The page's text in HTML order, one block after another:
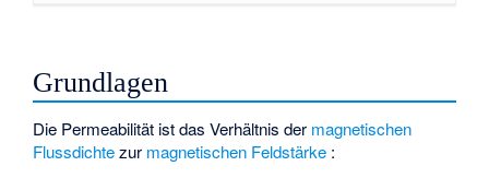
Grundlagen
Die Permeabilität ist das Verhältnis der magnetischen
Flussdichte zur magnetischen Feldstärke :